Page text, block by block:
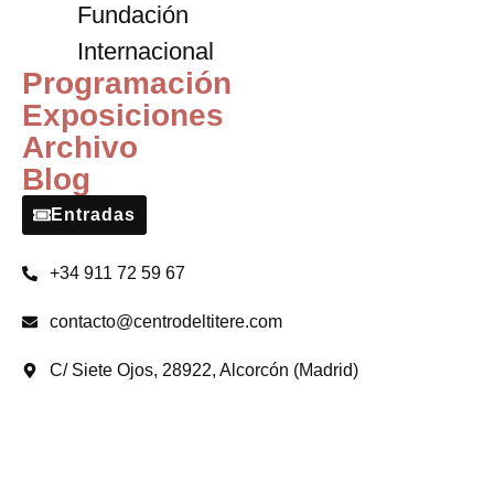
Fundación
Internacional
Programación
Exposiciones
Archivo
Blog
Entradas
+34 911 72 59 67
contacto@centrodeltitere.com
C/ Siete Ojos, 28922, Alcorcón (Madrid)